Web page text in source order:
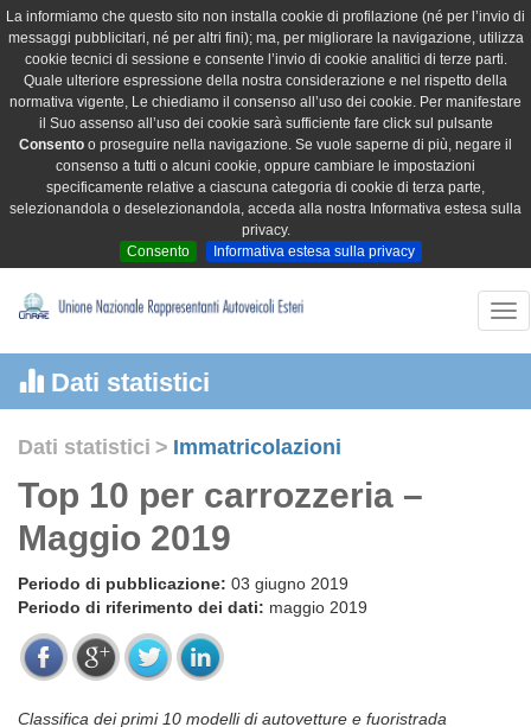
La informiamo che questo sito non installa cookie di profilazione (né per l’invio di
messaggi pubblicitari, né per altri fini); ma, per migliorare la navigazione, utilizza
cookie tecnici di sessione e consente l’invio di cookie analitici di terze parti.
Quale ulteriore espressione della nostra considerazione e nel rispetto della
normativa vigente, Le chiediamo il consenso all’uso dei cookie. Per manifestare
il Suo assenso all’uso dei cookie sarà sufficiente fare click sul pulsante
Consento o proseguire nella navigazione. Se vuole saperne di più, negare il
consenso a tutti o alcuni cookie, oppure cambiare le impostazioni
specificamente relative a ciascuna categoria di cookie di terza parte,
selezionandola o deselezionandola, acceda alla nostra Informativa estesa sulla
privacy.
Consento
Informativa estesa sulla privacy
Dati statistici
Dati statistici > Immatricolazioni
Top 10 per carrozzeria –
Maggio 2019
Periodo di pubblicazione: 03 giugno 2019
Periodo di riferimento dei dati: maggio 2019
Classifica dei primi 10 modelli di autovetture e fuoristrada